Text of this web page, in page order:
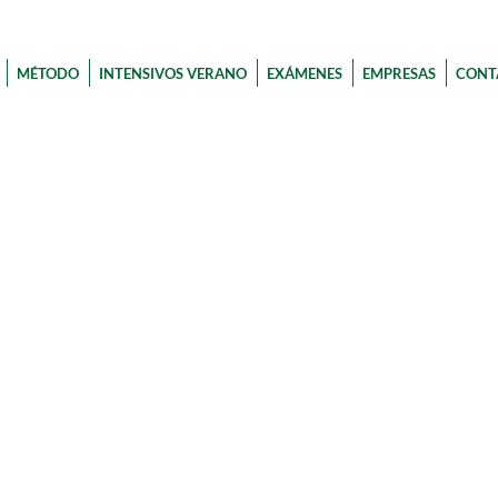
MÉTODO INTENSIVOS VERANO EXÁMENES EMPRESAS